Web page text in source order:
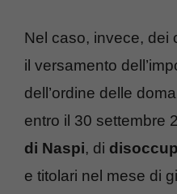
Nel caso, invece, dei
il versamento
dell’ordine delle
entro il 30 settembre
di Naspi, di
e titolari nel mese di